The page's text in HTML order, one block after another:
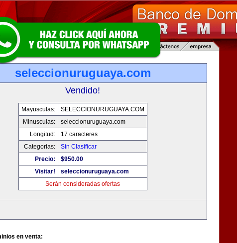
seleccionuruguaya.com
Vendido!
Mayusculas:
SELECCIONURUGUAYA.COM
Minusculas:
seleccionuruguaya.com
Longitud:
17 caracteres
Categorias:
Sin Clasificar
Precio:
$950.00
Visitar!
seleccionuruguaya.com
Serán consideradas ofertas
en venta: